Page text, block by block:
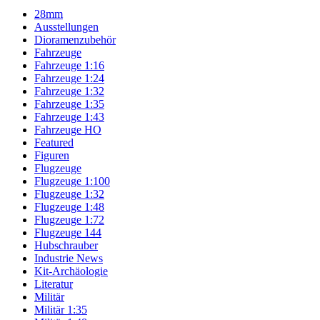
28mm
Ausstellungen
Dioramenzubehör
Fahrzeuge
Fahrzeuge 1:16
Fahrzeuge 1:24
Fahrzeuge 1:32
Fahrzeuge 1:35
Fahrzeuge 1:43
Fahrzeuge HO
Featured
Figuren
Flugzeuge
Flugzeuge 1:100
Flugzeuge 1:32
Flugzeuge 1:48
Flugzeuge 1:72
Flugzeuge 144
Hubschrauber
Industrie News
Kit-Archäologie
Literatur
Militär
Militär 1:35